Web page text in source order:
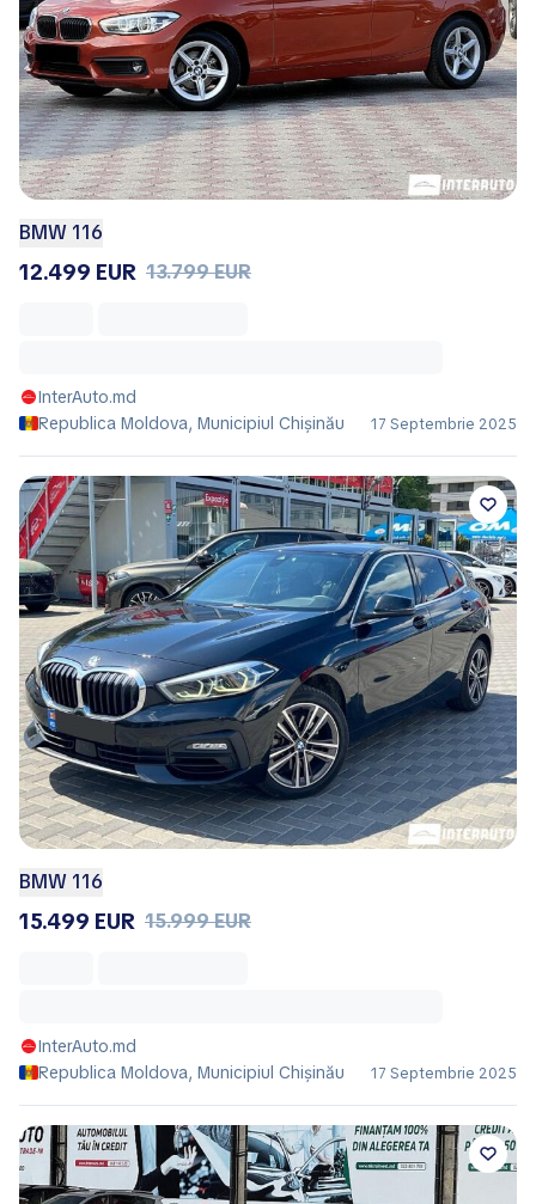
BMW 116
12.499 EUR 13.799 EUR
InterAuto.md
Republica Moldova, Municipiul Chișinău
17 Septembrie 2025
BMW 116
15.499 EUR 15.999 EUR
InterAuto.md
Republica Moldova, Municipiul Chișinău
17 Septembrie 2025